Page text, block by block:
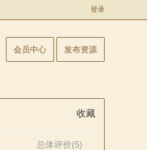
登录
会员中心 发布资源
收藏
总体评价(5)